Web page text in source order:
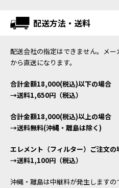
配送方法・送料
配送会社の指定はできません。メー
から直送になります。
合計金額18,000(税込)以下の場合
→送料1,650円（税込）
合計金額18,000(税込)以上の場合
→送料無料(沖縄・離島は除く)
エレメント（フィルター）ご注文の
→送料1,100円（税込）
沖縄・離島は中継料が発生しますの